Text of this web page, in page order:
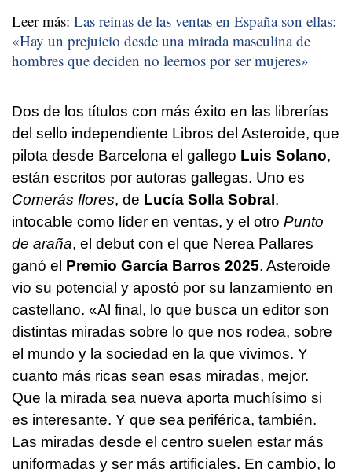
Leer más: Las reinas de las ventas en España son ellas:
«Hay un prejuicio desde una mirada masculina de
hombres que deciden no leernos por ser mujeres»
Dos de los títulos con más éxito en las librerías
del sello independiente Libros del Asteroide, que
pilota desde Barcelona el gallego Luis Solano,
están escritos por autoras gallegas. Uno es
Comerás flores, de Lucía Solla Sobral,
intocable como líder en ventas, y el otro Punto
de araña, el debut con el que Nerea Pallares
ganó el Premio García Barros 2025. Asteroide
vio su potencial y apostó por su lanzamiento en
castellano. «Al final, lo que busca un editor son
distintas miradas sobre lo que nos rodea, sobre
el mundo y la sociedad en la que vivimos. Y
cuanto más ricas sean esas miradas, mejor.
Que la mirada sea nueva aporta muchísimo si
es interesante. Y que sea periférica, también.
Las miradas desde el centro suelen estar más
uniformadas y ser más artificiales. En cambio, lo